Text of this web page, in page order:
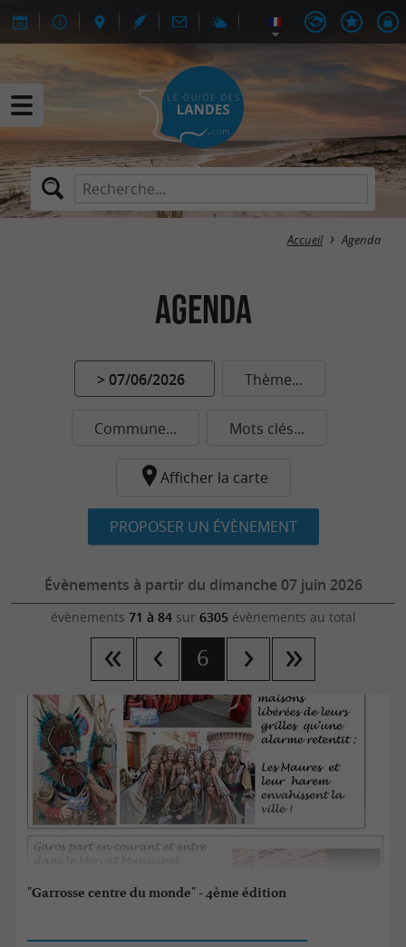
Accueil Agenda
Agenda
> 07/06/2026 Thème...
Commune... Mots clés...
Afficher la carte
PROPOSER UN ÉVÈNEMENT
Évènements à partir du dimanche 07 juin 2026
évènements 71 à 84sur 6305 évènements au total
6
"Garrosse centre du monde" - 4ème édition